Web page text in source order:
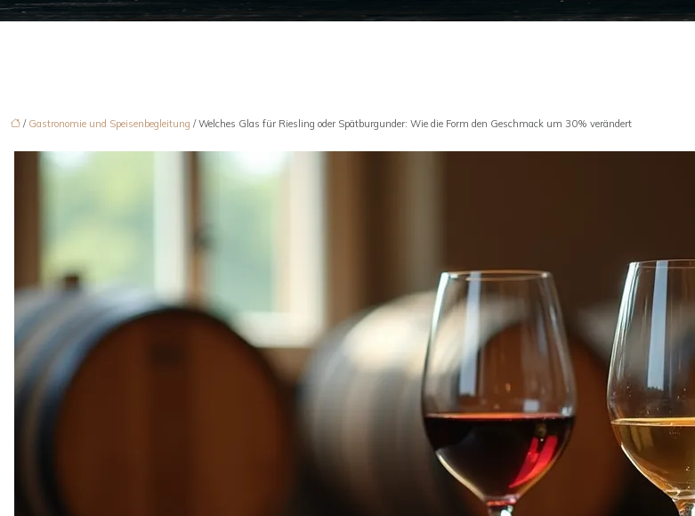
/ Gastronomie und Speisenbegleitung / Welches Glas für Riesling oder Spätburgunder: Wie die Form den Geschmack um 30% verändert